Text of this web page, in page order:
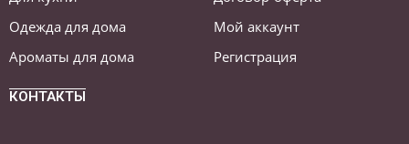
Одежда для дома
Ароматы для дома
Мой аккаунт
Регистрация
КОНТАКТЫ